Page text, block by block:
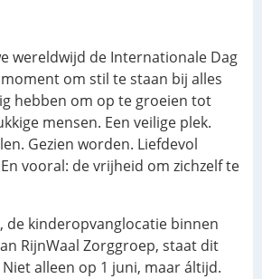
wereldwijd de Internationale Dag
om stil te staan bij alles
hebben om op te groeien tot
mensen. Een veilige plek.
Gezien worden. Liefdevol
vooral: de vrijheid om zichzelf te
de kinderopvanglocatie binnen
RijnWaal Zorggroep, staat dit
alleen op 1 juni, maar áltijd.